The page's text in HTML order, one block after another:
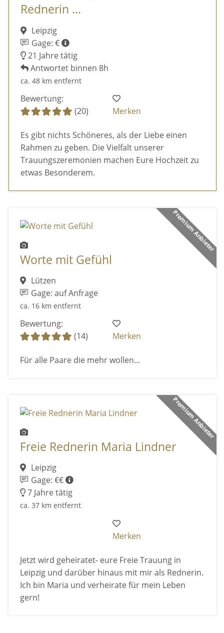
Rednerin ...
Leipzig
Gage: €
21 Jahre tätig
Antwortet binnen 8h
ca. 48 km entfernt
Bewertung:
(20)
Merken
Es gibt nichts Schöneres, als der Liebe einen
Rahmen zu geben. Die Vielfalt unserer
Trauungszeremonien machen Eure Hochzeit zu
etwas Besonderem.
Premium Anbieter
Worte mit Gefühl
Lützen
Gage: auf Anfrage
ca. 16 km entfernt
Bewertung:
(14)
Merken
Für alle Paare die mehr wollen...
Premium Anbieter
Freie Rednerin Maria Lindner
Leipzig
Gage: €€
7 Jahre tätig
ca. 37 km entfernt
Merken
Jetzt wird geheiratet- eure Freie Trauung in
Leipzig und darüber hinaus mit mir als Rednerin.
Ich bin Maria und verheirate für mein Leben
gern!